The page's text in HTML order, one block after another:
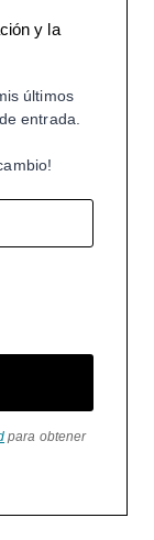
y la
últimos
entrada.
para obtener